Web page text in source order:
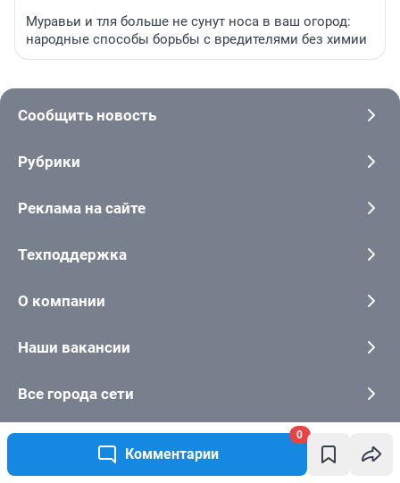
Комментарии
0
Муравьи и тля больше не сунут носа в ваш огород:
народные способы борьбы с вредителями без химии
Сообщить новость
Рубрики
Реклама на сайте
Техподдержка
О компании
Наши вакансии
Все города сети
Контактные данные для Роскомнадзора и государственных органов